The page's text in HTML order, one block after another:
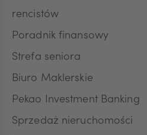
rencistów
Poradnik finansowy
Strefa seniora
Biuro Maklerskie
Pekao Investment Banking
Sprzedaż nieruchomości